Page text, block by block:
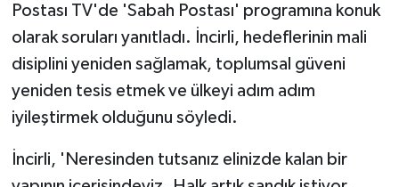
Postası TV'de 'Sabah Postası' programına konuk
olarak soruları yanıtladı. İncirli, hedeflerinin mali
disiplini yeniden sağlamak, toplumsal güveni
yeniden tesis etmek ve ülkeyi adım adım
iyileştirmek olduğunu söyledi.
İncirli, 'Neresinden tutsanız elinizde kalan bir
SAĞLIK
SPOR
TATLISU